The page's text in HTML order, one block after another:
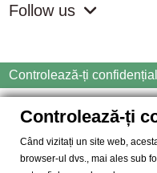
Follow us
Controlează-ți
Copyright
2026
SAM DISTRIBUTION
Controlează-ți
Când vizitați un site web,
browser-ul dvs., mai ales sub